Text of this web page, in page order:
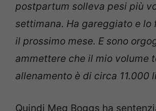
postpartum solleva pesi più
settimana. Ha gareggiato e lo
il prossimo mese. E sono
ammettere che il mio volume
allenamento è di circa 11.000
Quindi Meg Boggs ha